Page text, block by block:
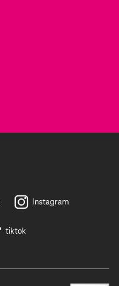
Instagram
tiktok